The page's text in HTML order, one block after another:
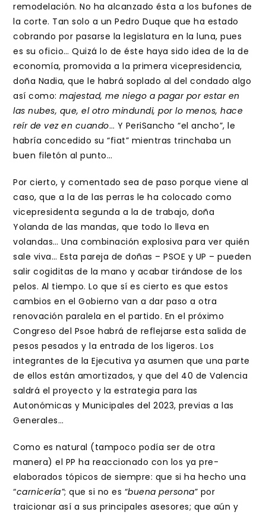
remodelación. No ha alcanzado ésta a los bufones de
la corte. Tan solo a un Pedro Duque que ha estado
cobrando por pasarse la legislatura en la luna, pues
es su oficio… Quizá lo de éste haya sido idea de la de
economía, promovida a la primera vicepresidencia,
doña Nadia, que le habrá soplado al del condado algo
así como:majestad, me niego a pagar por estar en
las nubes, que, el otro mindundi, por lo menos, hace
reír de vez en cuando… Y PeriSancho “el ancho”, le
habría concedido su “fiat” mientras trinchaba un
buen filetón al punto…
Por cierto, y comentado sea de paso porque viene al
caso, que a la de las perras le ha colocado como
vicepresidenta segunda a la de trabajo, doña
Yolanda de las mandas, que todo lo lleva en
volandas… Una combinación explosiva para ver quién
sale viva… Esta pareja de doñas – PSOE y UP – pueden
salir cogiditas de la mano y acabar tirándose de los
pelos. Al tiempo. Lo que sí es cierto es que estos
cambios en el Gobierno van a dar paso a otra
renovación paralela en el partido. En el próximo
Congreso del Psoe habrá de reflejarse esta salida de
pesos pesados y la entrada de los ligeros. Los
integrantes de la Ejecutiva ya asumen que una parte
de ellos están amortizados, y que del 40 de Valencia
saldrá el proyecto y la estrategia para las
Autonómicas y Municipales del 2023, previas a las
Generales…
Como es natural (tampoco podía ser de otra
manera) el PP ha reaccionado con los ya pre-
elaborados tópicos de siempre: que si ha hecho una
“carnicería”; que si no es “buena persona” por
traicionar así a sus principales asesores; que aún y